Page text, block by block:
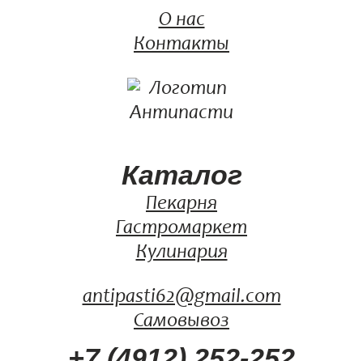
О нас
Контакты
Каталог
Пекарня
Гастромаркет
Кулинария
antipasti62@gmail.com
Самовывоз